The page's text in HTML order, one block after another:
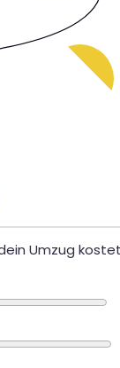
Umzug